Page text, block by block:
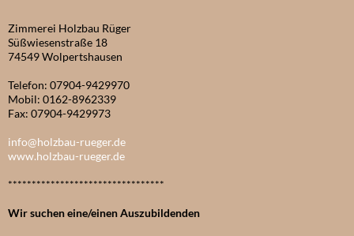
Zimmerei Holzbau Rüger
Süßwiesenstraße 18
74549 Wolpertshausen
Telefon: 07904-9429970
Mobil: 0162-8962339
Fax: 07904-9429973
info@holzbau-rueger.de
www.holzbau-rueger.de
*********************************
Wir suchen eine/einen Auszubildenden